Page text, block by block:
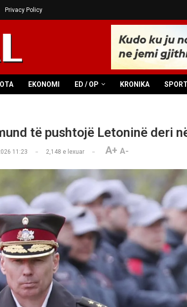
Privacy Policy
EKONOMI ED / OP KRONIKA SPORT
të pushtojë Letoninë deri
11:23 2,148 e lexuar A+ A-